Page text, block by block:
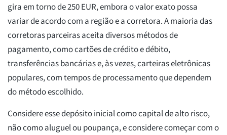
gira em torno de 250 EUR, embora o valor exato possa
variar de acordo com a região e a corretora. A maioria das
corretoras parceiras aceita diversos métodos de
pagamento, como cartões de crédito e débito,
transferências bancárias e, às vezes, carteiras eletrônicas
populares, com tempos de processamento que dependem
do método escolhido.
Considere esse depósito inicial como capital de alto risco,
não como aluguel ou poupança, e considere começar com o